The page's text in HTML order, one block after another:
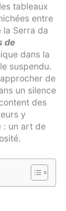
tableaux
entre
la Serra da
de
dans la
suspendu.
de
un silence
des
y
: un art de